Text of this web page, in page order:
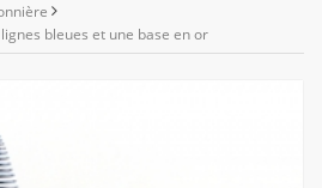
bleues et une base en or